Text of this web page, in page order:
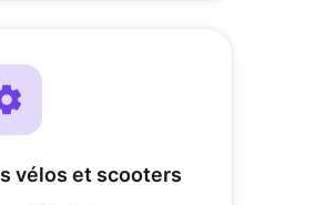
vélos et scooters